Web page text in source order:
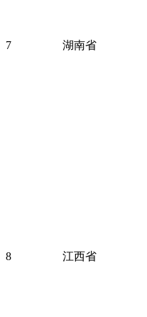
7 湖南省
8 江西省